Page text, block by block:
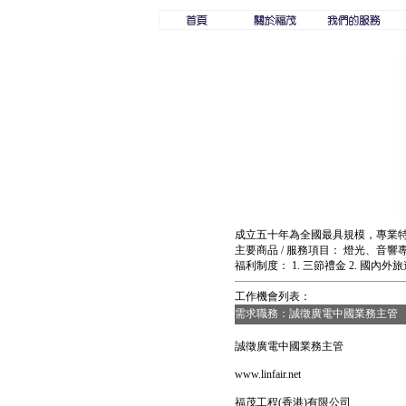
成立五十年為全國最具規模，專業
主要商品 / 服務項目： 燈光、音響
福利制度： 1. 三節禮金 2. 國內外
工作機會列表：
需求職務：誠徵廣電中國業務主管
誠徵廣電中國業務主管
www.linfair.net
福茂工程(香港)有限公司